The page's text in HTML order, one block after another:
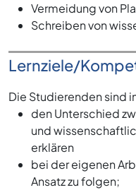
Vermeidung von
Schreiben von
Lernziele/
Die Studierenden sind
den Unterschied
und
erklären
bei der eigenen
Ansatz zu folgen;